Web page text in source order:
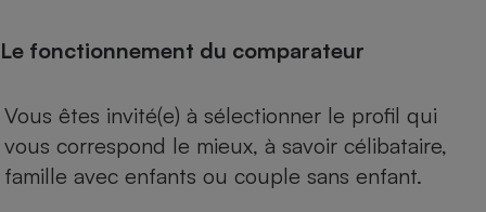
Le fonctionnement du comparateur
Vous êtes invité(e) à sélectionner le profil qui
vous correspond le mieux, à savoir célibataire,
famille avec enfants ou couple sans enfant.